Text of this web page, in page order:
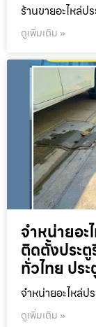
ร้านขายอะไหล่
ดูเพิ่มเติม »
จำหน่ายอะ
ติดตั้งประ
ทั่วไทย ปร
จำหน่ายอะไหล่
ดูเพิ่มเติม »